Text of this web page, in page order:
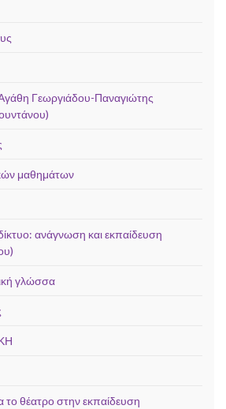
Γεωργιάδου-Παναγιώτης
μαθημάτων
ανάγνωση και εκπαίδευση
γλώσσα
το θέατρο στην εκπαίδευση